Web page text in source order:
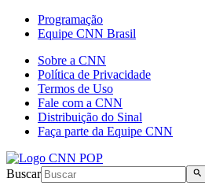
Programação
Equipe CNN Brasil
Sobre a CNN
Política de Privacidade
Termos de Uso
Fale com a CNN
Distribuição do Sinal
Faça parte da Equipe CNN
Buscar